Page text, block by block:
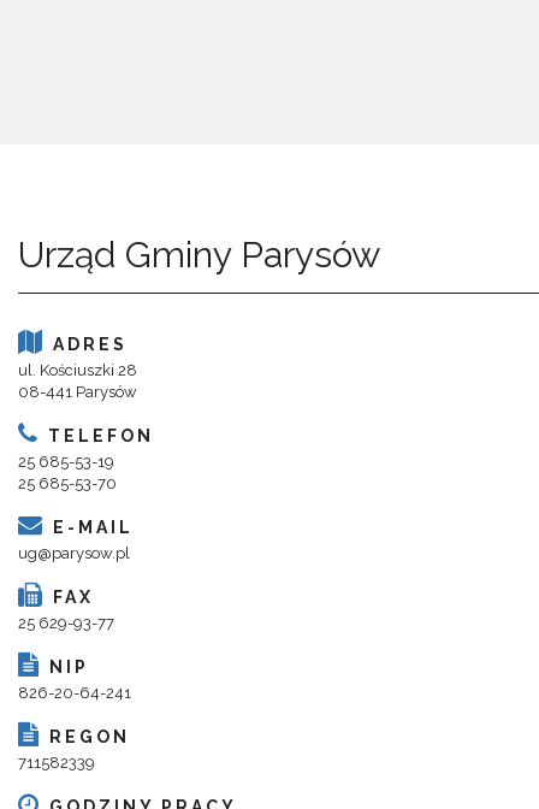
Urząd Gminy Parysów
ADRES
ul. Kościuszki 28
08-441 Parysów
TELEFON
25 685-53-19
25 685-53-70
E-MAIL
ug@parysow.pl
FAX
25 629-93-77
NIP
826-20-64-241
REGON
711582339